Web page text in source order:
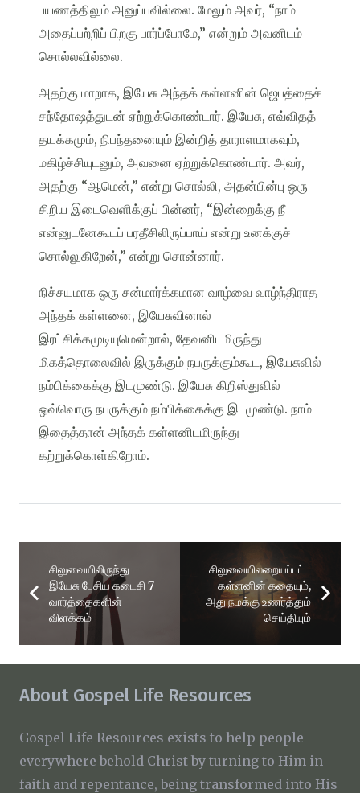
பயணத்திலும் அனுப்பவில்லை. மேலும் அவர், “நாம்
அதைப்பற்றிப் பிறகு பார்ப்போமே,” என்றும் அவனிடம்
சொல்லவில்லை.
அதற்கு மாறாக, இயேசு அந்தக் கள்ளனின் ஜெபத்தைச்
சந்தோஷத்துடன் ஏற்றுக்கொண்டார். இயேசு, எவ்விதத்
தயக்கமும், நிபந்தனையும் இன்றித் தாராளமாகவும்,
மகிழ்ச்சியுடனும், அவனை ஏற்றுக்கொண்டார். அவர்,
அதற்கு “ஆமென்,” என்று சொல்லி, அதன்பின்பு ஒரு
சிறிய இடைவெளிக்குப் பின்னர், “இன்றைக்கு நீ
என்னுடனேகூடப் பரதீசிலிருப்பாய் என்று உனக்குச்
சொல்லுகிறேன்,” என்று சொன்னார்.
நிச்சயமாக ஒரு சன்மார்க்கமான வாழ்வை வாழ்ந்திராத
அந்தக் கள்ளனை, இயேசுவினால்
இரட்சிக்கமுடியுமென்றால், தேவனிடமிருந்து
மிகத்தொலைவில் இருக்கும் நபருக்கும்கூட, இயேசுவில்
நம்பிக்கைக்கு இடமுண்டு. இயேசு கிறிஸ்துவில்
ஒவ்வொரு நபருக்கும் நம்பிக்கைக்கு இடமுண்டு. நாம்
இதைத்தான் அந்தக் கள்ளனிடமிருந்து
கற்றுக்கொள்கிறோம்.
சிலுவையிலிருந்து
இயேசு பேசிய கடைசி 7
வார்த்தைகளின்
விளக்கம்
சிலுவையிலறையப்பட்ட
கள்ளனின் கதையும்,
அது நமக்கு உணர்த்தும்
செய்தியும்
About Gospel Life Resources
Gospel Life Resources exists to help people
everywhere behold Christ by turning to Him in
faith and repentance, being transformed into His